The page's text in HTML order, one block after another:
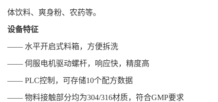
体饮料、爽身粉、农药等。
设备特征
—— 水平开启式料箱，方便拆洗
—— 伺服电机驱动螺杆，响应快，精度高
—— PLC控制，可存储10个配方数据
—— 物料接触部分均为304/316材质，符合GMP要求